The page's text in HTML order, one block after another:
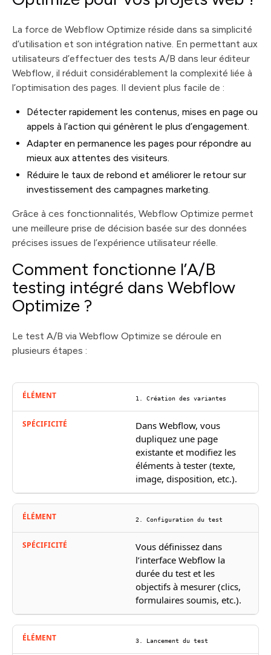
La force de Webflow Optimize réside dans sa simplicité
d’utilisation et son intégration native. En permettant aux
utilisateurs d’effectuer des tests A/B dans leur éditeur
Webflow, il réduit considérablement la complexité liée à
l’optimisation des pages. Il devient plus facile de :
Détecter rapidement les contenus, mises en page ou
appels à l’action qui génèrent le plus d’engagement.
Adapter en permanence les pages pour répondre au
mieux aux attentes des visiteurs.
Réduire le taux de rebond et améliorer le retour sur
investissement des campagnes marketing.
Grâce à ces fonctionnalités, Webflow Optimize permet
une meilleure prise de décision basée sur des données
précises issues de l’expérience utilisateur réelle.
Comment fonctionne l’A/B
testing intégré dans Webflow
Optimize ?
Le test A/B via Webflow Optimize se déroule en
plusieurs étapes :
1. Création des variantes
Dans Webflow, vous
dupliquez une page
existante et modifiez les
éléments à tester (texte,
image, disposition, etc.).
2. Configuration du test
Vous définissez dans
l’interface Webflow la
durée du test et les
objectifs à mesurer (clics,
formulaires soumis, etc.).
3. Lancement du test